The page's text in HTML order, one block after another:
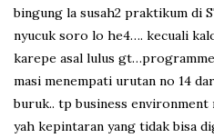
bingung la susah2 praktikum di
nyucuk soro lo he4…. kecuali
karepe asal lulus
masi menempati urutan no 14
buruk.. tp business environment
yah kepintaran yang tidak bisa